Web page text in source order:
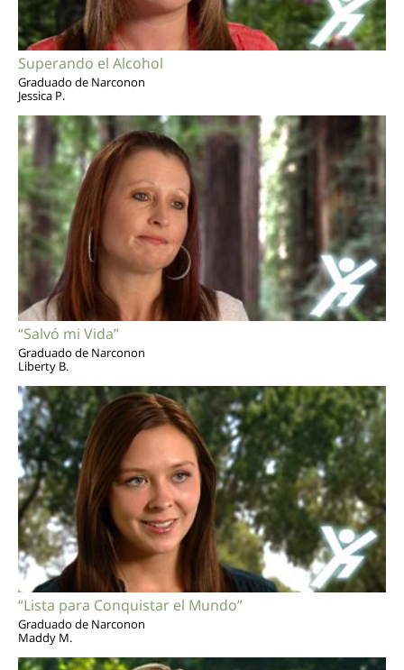
Superando el Alcohol
Graduado de Narconon
Jessica P.
“Salvó mi Vida”
Graduado de Narconon
Liberty B.
“Lista para Conquistar el Mundo”
Graduado de Narconon
Maddy M.